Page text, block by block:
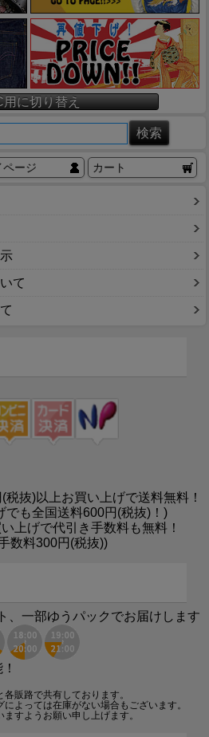
に切り替え
ページ カート
て
抜)以上お買い上げで送料無料！
でも全国送料600円(税抜)！)
上げで代引き手数料も無料！
数料300円(税抜))
、一部ゆうパックでお届けします
販路で共有しております。
よっては在庫がない場合もございます。
すようお願い申し上げます。